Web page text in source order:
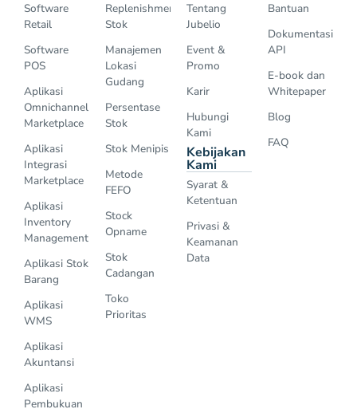
Software
Retail
Software
POS
Aplikasi
Omnichannel
Marketplace
Aplikasi
Integrasi
Marketplace
Aplikasi
Inventory
Management
Aplikasi Stok
Barang
Aplikasi
WMS
Aplikasi
Akuntansi
Aplikasi
Pembukuan
Replenishment
Stok
Manajemen
Lokasi
Gudang
Persentase
Stok
Stok Menipis
Metode
FEFO
Stock
Opname
Stok
Cadangan
Toko
Prioritas
Tentang
Jubelio
Event &
Promo
Karir
Hubungi
Kami
Kebijakan
Kami
Syarat &
Ketentuan
Privasi &
Keamanan
Data
Bantuan
Dokumentasi
API
E-book dan
Whitepaper
Blog
FAQ